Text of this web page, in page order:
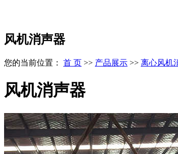
风机消声器
您的当前位置： 首 页 >> 产品展示 >> 离心风机
风机消声器